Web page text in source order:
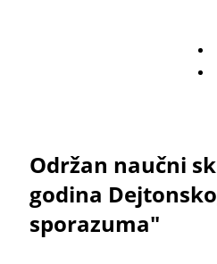
Održan naučni
godina
sporazuma"